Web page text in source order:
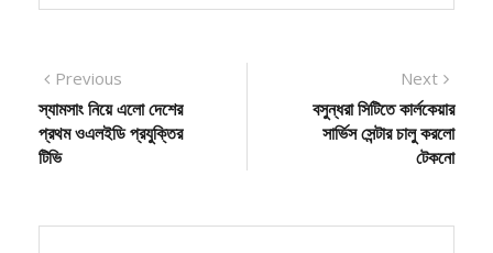
Post
navigation
Previous
post:
স্যামসাং নিয়ে এলো দেশের
প্রথম ওএলইডি প্রযুক্তির
টিভি
Next
post:
বসুন্ধরা সিটিতে কার্লকেয়ার
সার্ভিস সেন্টার চালু করলো
টেকনো